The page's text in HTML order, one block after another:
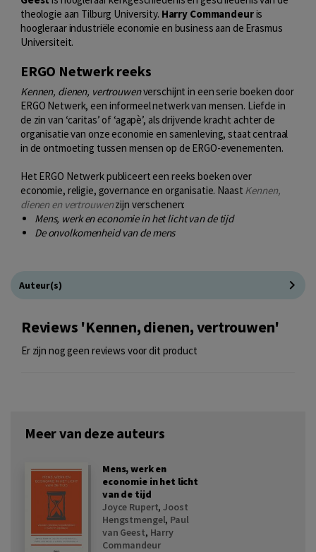
theologie aan Tilburg University. Harry Commandeuris
hoogleraar industriële economie en business aan de Erasmus
Universiteit.
ERGO Netwerk reeks
Kennen, dienen, vertrouwenverschijnt in een serie boeken door
ERGO Netwerk, een informeel netwerk van mensen. Liefde in
de zin van ‘caritas’ of ‘agapè’, als drijvende kracht achter de
organisatie van onze economie en samenleving, staat centraal
in de ontmoeting tussen mensen op de ERGO-evenementen.
Het ERGO Netwerk publiceert een reeks boeken over
economie, religie, governance en organisatie. Naast Kennen,
dienen en vertrouwenzijn verschenen:
Mens, werk en economie in het licht van de tijd
De onvolkomenheid van de mens
Auteur(s)
Reviews 'Kennen, dienen, vertrouwen'
Er zijn nog geen reviews voor dit product
Meer van deze auteurs
Mens, werk en
economie in het licht
van de tijd
Joyce Rupert,Joost
Hengstmengel, Paul
van Geest, Harry
Commandeur